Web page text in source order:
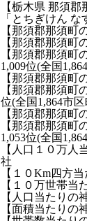
【栃木県 那須
「とちぎけん な
【那須郡那須町
【那須郡那須町
【那須郡那須町
1,009位(全国
【那須郡那須町
【那須郡那須町
位(全国1,864市
【那須郡那須町
【那須郡那須町
1,053位(全国
【人口１０万人
社
【１０Km四方
【１０万世帯当
【人口当たりの
【面積当たりの